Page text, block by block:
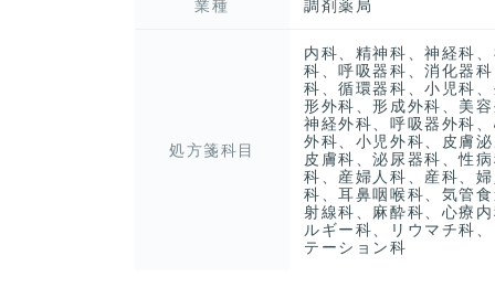
業種 調剤薬局
処方箋科目
内科、精神科、神経科
科、呼吸器科、消化器
科、循環器科、小児科
形外科、形成外科、美
神経外科、呼吸器外科
外科、小児外科、皮膚泌
皮膚科、泌尿器科、性病
科、産婦人科、産科、
科、耳鼻咽喉科、気管
射線科、麻酔科、心療内
ルギー科、リウマチ科、
テーション科